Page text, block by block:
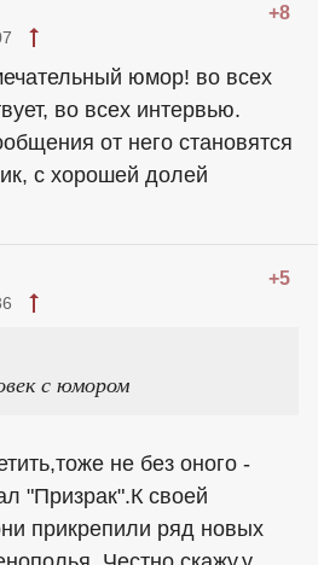
+8
юмор! во всех
во всех интервью.
от него становятся
с хорошей долей
+5
с юмором
не без оного -
"Призрак".К своей
прикрепили ряд новых